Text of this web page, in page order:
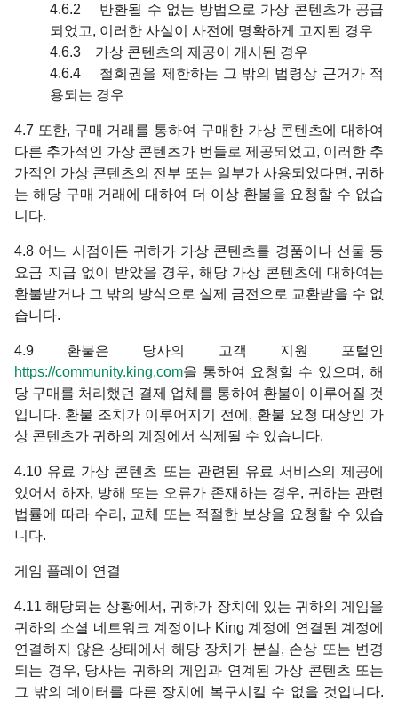
4.6.2 반환될 수 없는 방법으로 가상 콘텐츠가 공급
되었고, 이러한 사실이 사전에 명확하게 고지된 경우
4.6.3 가상 콘텐츠의 제공이 개시된 경우
4.6.4 철회권을 제한하는 그 밖의 법령상 근거가 적
용되는 경우
4.7 또한, 구매 거래를 통하여 구매한 가상 콘텐츠에 대하여
다른 추가적인 가상 콘텐츠가 번들로 제공되었고, 이러한 추
가적인 가상 콘텐츠의 전부 또는 일부가 사용되었다면, 귀하
는 해당 구매 거래에 대하여 더 이상 환불을 요청할 수 없습
니다.
4.8 어느 시점이든 귀하가 가상 콘텐츠를 경품이나 선물 등
요금 지급 없이 받았을 경우, 해당 가상 콘텐츠에 대하여는
환불받거나 그 밖의 방식으로 실제 금전으로 교환받을 수 없
습니다.
4.9 환불은 당사의 고객 지원 포털인
https://community.king.com을 통하여 요청할 수 있으며, 해
당 구매를 처리했던 결제 업체를 통하여 환불이 이루어질 것
입니다. 환불 조치가 이루어지기 전에, 환불 요청 대상인 가
상 콘텐츠가 귀하의 계정에서 삭제될 수 있습니다.
4.10 유료 가상 콘텐츠 또는 관련된 유료 서비스의 제공에
있어서 하자, 방해 또는 오류가 존재하는 경우, 귀하는 관련
법률에 따라 수리, 교체 또는 적절한 보상을 요청할 수 있습
니다.
게임 플레이 연결
4.11 해당되는 상황에서, 귀하가 장치에 있는 귀하의 게임을
귀하의 소셜 네트워크 계정이나 King 계정에 연결된 계정에
연결하지 않은 상태에서 해당 장치가 분실, 손상 또는 변경
되는 경우, 당사는 귀하의 게임과 연계된 가상 콘텐츠 또는
그 밖의 데이터를 다른 장치에 복구시킬 수 없을 것입니다.